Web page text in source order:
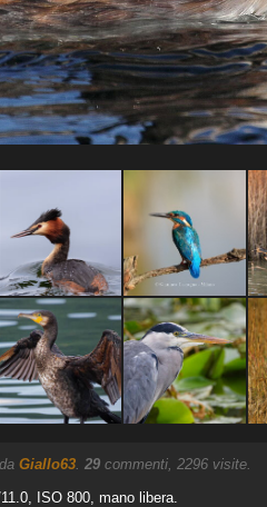
Giallo63. 29commenti, 2296 visite.
ISO 800, mano libera.